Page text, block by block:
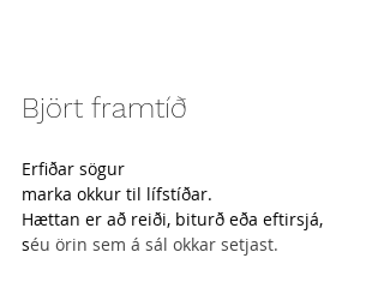
Björt framtíð
Erfiðar sögur
marka okkur til lífstíðar.
Hættan er að reiði, biturð eða eftirsjá,
séu örin sem á sál okkar setjast.